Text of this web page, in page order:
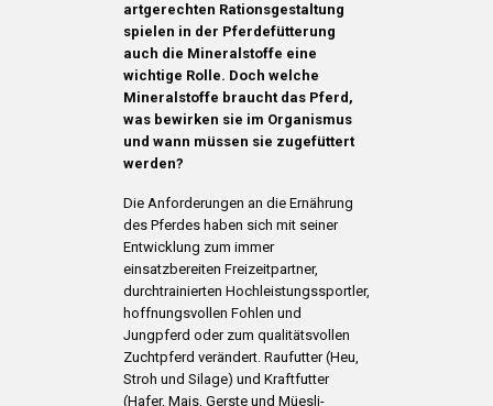
artgerechten Rationsgestaltung
spielen in der Pferdefütterung
auch die Mineralstoffe eine
wichtige Rolle. Doch welche
Mineralstoffe braucht das Pferd,
was bewirken sie im Organismus
und wann müssen sie zugefüttert
werden?
Die Anforderungen an die Ernährung
des Pferdes haben sich mit seiner
Entwicklung zum immer
einsatzbereiten Freizeitpartner,
durchtrainierten Hochleistungssportler,
hoffnungsvollen Fohlen und
Jungpferd oder zum qualitätsvollen
Zuchtpferd verändert. Raufutter (Heu,
Stroh und Silage) und Kraftfutter
(Hafer, Mais, Gerste und Müesli-